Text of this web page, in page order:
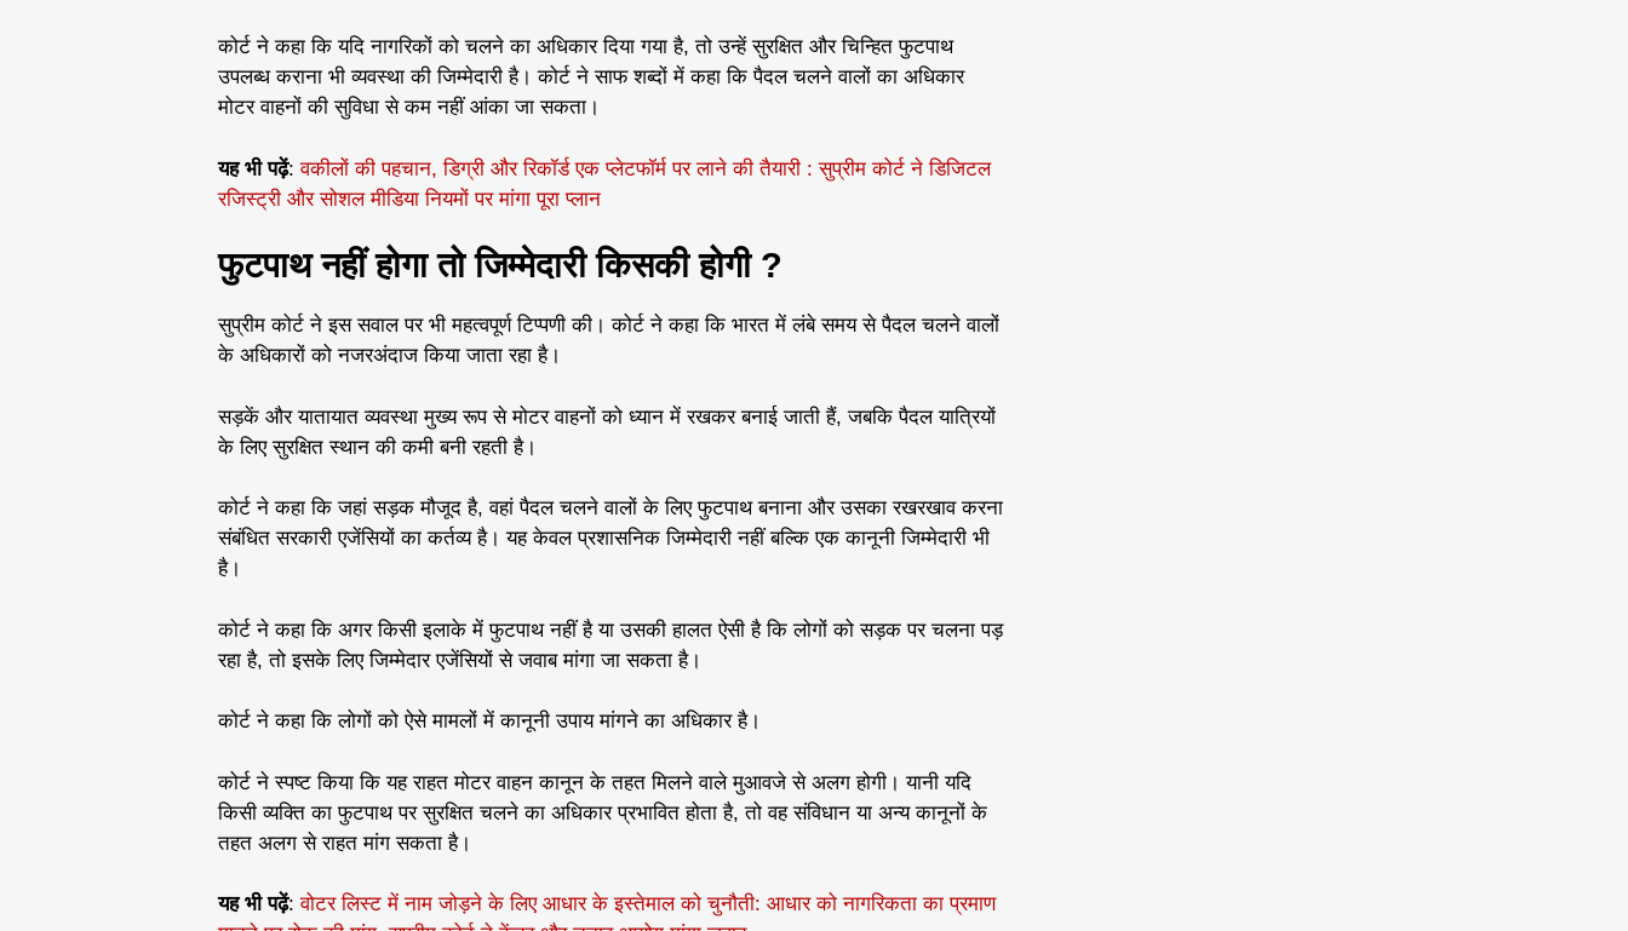
कोर्ट ने कहा कि यदि नागरिकों को चलने का अधिकार दिया गया है, तो उन्हें सुरक्षित और चिन्हित फुटपाथ
उपलब्ध कराना भी व्यवस्था की जिम्मेदारी है। कोर्ट ने साफ शब्दों में कहा कि पैदल चलने वालों का अधिकार
मोटर वाहनों की सुविधा से कम नहीं आंका जा सकता।
यह भी पढ़ें:वकीलों की पहचान, डिग्री और रिकॉर्ड एक प्लेटफॉर्म पर लाने की तैयारी : सुप्रीम कोर्ट ने डिजिटल
रजिस्ट्री और सोशल मीडिया नियमों पर मांगा पूरा प्लान
फुटपाथ नहीं होगा तो जिम्मेदारी किसकी होगी ?
सुप्रीम कोर्ट ने इस सवाल पर भी महत्वपूर्ण टिप्पणी की। कोर्ट ने कहा कि भारत में लंबे समय से पैदल चलने वालों
के अधिकारों को नजरअंदाज किया जाता रहा है।
सड़कें और यातायात व्यवस्था मुख्य रूप से मोटर वाहनों को ध्यान में रखकर बनाई जाती हैं, जबकि पैदल यात्रियों
के लिए सुरक्षित स्थान की कमी बनी रहती है।
कोर्ट ने कहा कि जहां सड़क मौजूद है, वहां पैदल चलने वालों के लिए फुटपाथ बनाना और उसका रखरखाव करना
संबंधित सरकारी एजेंसियों का कर्तव्य है। यह केवल प्रशासनिक जिम्मेदारी नहीं बल्कि एक कानूनी जिम्मेदारी भी
है।
कोर्ट ने कहा कि अगर किसी इलाके में फुटपाथ नहीं है या उसकी हालत ऐसी है कि लोगों को सड़क पर चलना पड़
रहा है, तो इसके लिए जिम्मेदार एजेंसियों से जवाब मांगा जा सकता है।
कोर्ट ने कहा कि लोगों को ऐसे मामलों में कानूनी उपाय मांगने का अधिकार है।
कोर्ट ने स्पष्ट किया कि यह राहत मोटर वाहन कानून के तहत मिलने वाले मुआवजे से अलग होगी। यानी यदि
किसी व्यक्ति का फुटपाथ पर सुरक्षित चलने का अधिकार प्रभावित होता है, तो वह संविधान या अन्य कानूनों के
तहत अलग से राहत मांग सकता है।
यह भी पढ़ें:वोटर लिस्ट में नाम जोड़ने के लिए आधार के इस्तेमाल को चुनौती: आधार को नागरिकता का प्रमाण